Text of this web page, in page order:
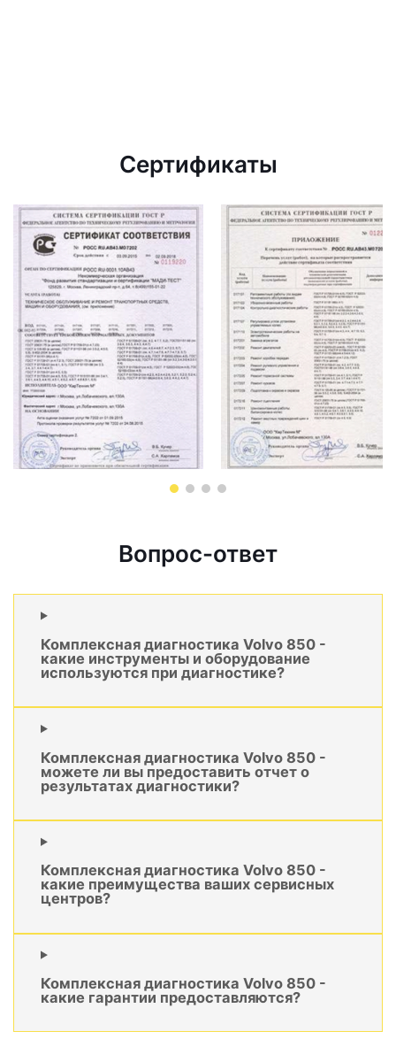
Сертификаты
Вопрос-ответ
Комплексная диагностика Volvo 850 -
какие инструменты и оборудование
используются при диагностике?
Комплексная диагностика Volvo 850 -
можете ли вы предоставить отчет о
результатах диагностики?
Комплексная диагностика Volvo 850 -
какие преимущества ваших сервисных
центров?
Комплексная диагностика Volvo 850 -
какие гарантии предоставляются?